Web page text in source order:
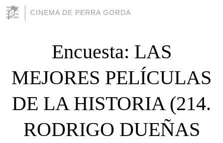
CINEMA DE PERRA GORDA
Encuesta: LAS
MEJORES PELÍCULAS
DE LA HISTORIA (214.
RODRIGO DUEÑAS